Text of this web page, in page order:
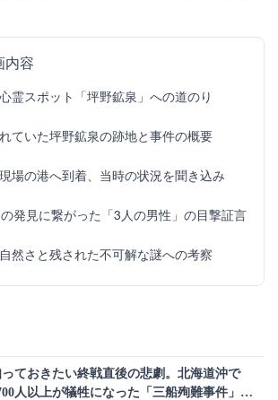
内容
霊スポット「坪野鉱泉」への道のり
ていた坪野鉱泉の跡地と事件の概要
場の港へ到着、当時の状況を聞き込み
発見に繋がった「3人の男性」の目撃証言
然さと残された不可解な謎への考察
ておきたい終戦直後の悲劇。北海道沖で
人以上が犠牲になった「三船殉難事件」と